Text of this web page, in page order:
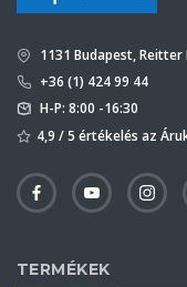
1131 Budapest, Reitter
+36 (1) 424 99 44
H-P: 8:00 -16:30
4,9 / 5 értékelés az
TERMÉKEK